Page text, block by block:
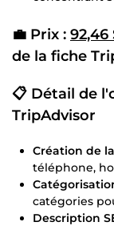
💼 Prix : 92,46
de la fiche
📋 Détail de
TripAdvisor
Création de
téléphone,
catégories
Description